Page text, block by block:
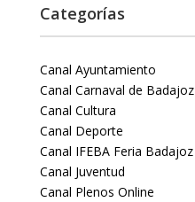
Categorías
Canal Ayuntamiento
Canal Carnaval de Badajoz
Canal Cultura
Canal Deporte
Canal IFEBA Feria Badajoz
Canal Juventud
Canal Plenos Online